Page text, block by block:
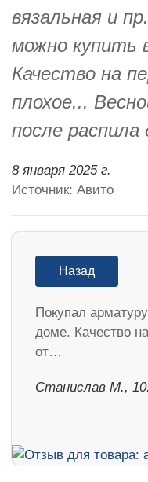
вязальная и
можно купить
Качество на
плохое...
после
8 января 2025 г.
Источник: Авито
Назад
Покупал
доме. Качество
от…
Станислав М.,